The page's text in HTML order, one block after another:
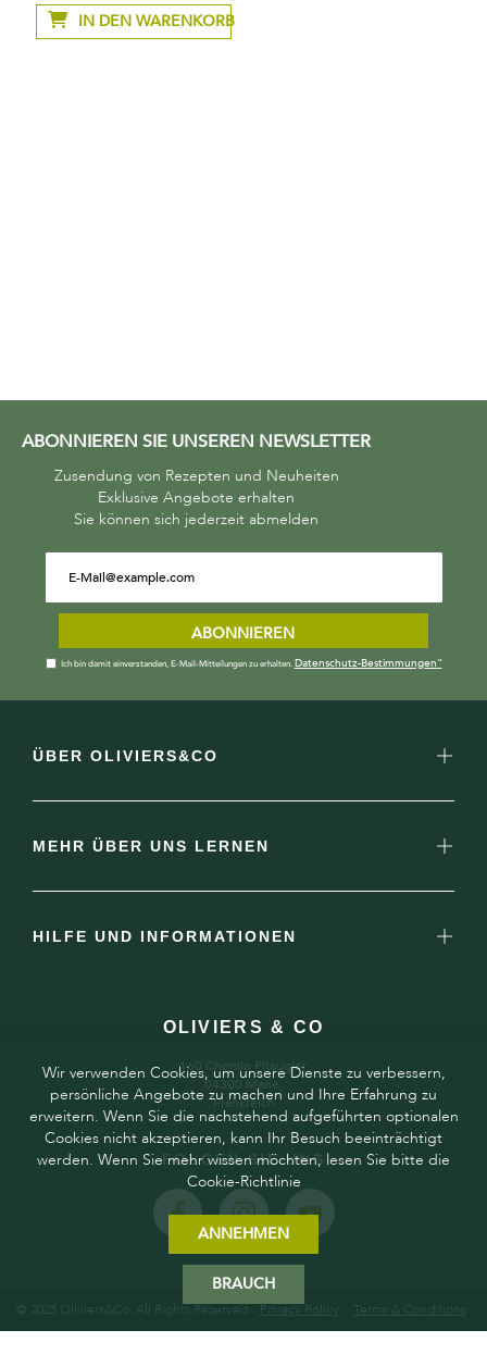
IN DEN WARENKORB
ABONNIEREN SIE UNSEREN NEWSLETTER
Zusendung von Rezepten und Neuheiten
Exklusive Angebote erhalten
Sie können sich jederzeit abmelden
ABONNIEREN
Ich bin damit einverstanden, E-Mail-Mitteilungen zu erhalten. Datenschutz-Bestimmungen"
ÜBER OLIVIERS&CO
MEHR ÜBER UNS LERNEN
HILFE UND INFORMATIONEN
OLIVIERS & CO
160 Chemin Pitaugier,
04300 Mane,
Frankreich
FOLGEN SIE UNS
© 2025 Oliviers&Co. All Rights Reserved. Privacy Policy Terms & Conditions
Wir verwenden Cookies, um unsere Dienste zu verbessern,
persönliche Angebote zu machen und Ihre Erfahrung zu
erweitern. Wenn Sie die nachstehend aufgeführten optionalen
Cookies nicht akzeptieren, kann Ihr Besuch beeinträchtigt
werden. Wenn Sie mehr wissen möchten, lesen Sie bitte die
Cookie-Richtlinie
ANNEHMEN
BRAUCH